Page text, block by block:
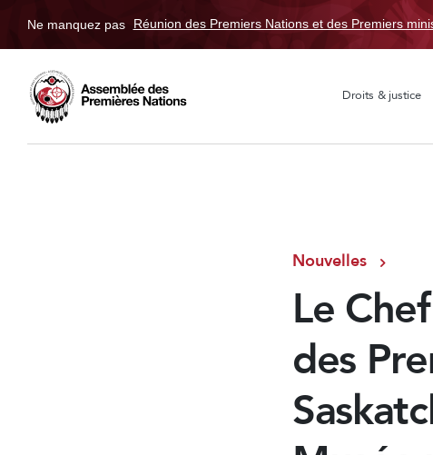
Ne manquez pas Réunion des Premiers Nations et des Premiers
Droits & justice
Nouvelles
Le
des